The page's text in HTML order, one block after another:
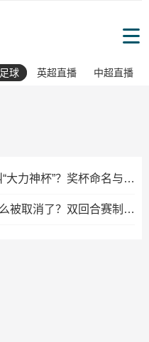
足球 英超直播 中超直播
足球世界杯的奖杯为什么叫“大力神杯”？奖杯命名与历史沿革
足球的“客场进球”规则为什么被取消了？双回合赛制演变回顾